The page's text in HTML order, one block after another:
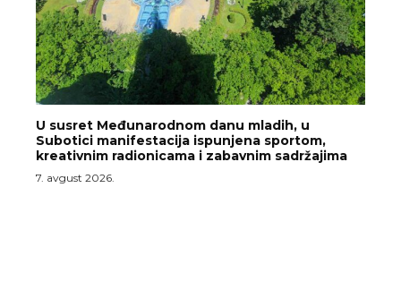
U susret Međunarodnom danu mladih, u
Subotici manifestacija ispunjena sportom,
kreativnim radionicama i zabavnim sadržajima
7. avgust 2026.